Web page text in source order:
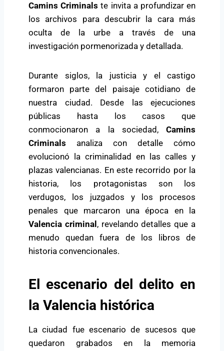
Camins Criminals te invita a profundizar en
los archivos para descubrir la cara más
oculta de la urbe a través de una
investigación pormenorizada y detallada.
Durante siglos, la justicia y el castigo
formaron parte del paisaje cotidiano de
nuestra ciudad. Desde las ejecuciones
públicas hasta los casos que
conmocionaron a la sociedad, Camins
Criminals analiza con detalle cómo
evolucionó la criminalidad en las calles y
plazas valencianas. En este recorrido por la
historia, los protagonistas son los
verdugos, los juzgados y los procesos
penales que marcaron una época en la
Valencia criminal , revelando detalles que a
menudo quedan fuera de los libros de
historia convencionales.
El escenario del delito en
la Valencia histórica
La ciudad fue escenario de sucesos que
quedaron grabados en la memoria